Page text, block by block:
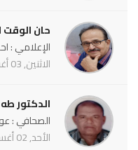
حان الوقت
الإعلامي :
الاثنين, 03 أغسطس 2026 - 04:10 م
الدكتور
الصحافي :
الأحد, 02 أغسطس 2026 - 06:07 م